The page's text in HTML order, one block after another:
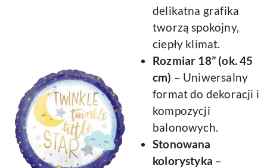
delikatna grafika
tworzą spokojny,
ciepły klimat.
Rozmiar 18” (ok. 45
cm) – Uniwersalny
format do dekoracji i
kompozycji
balonowych.
Stonowana
kolorystyka –